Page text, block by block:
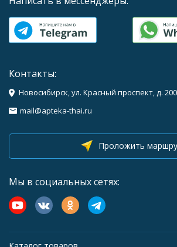
Контакты:
Новосибирск, ул. Красный проспект, д.
mail@apteka-thai.ru
Проложить
Мы в социальных сетях: